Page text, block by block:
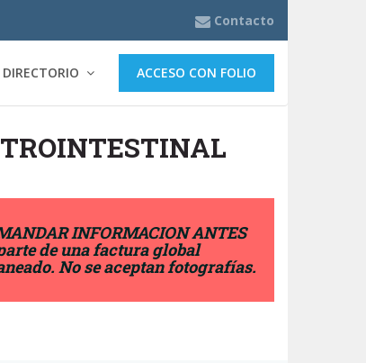
Contacto
DIRECTORIO ACCESO CON FOLIO
INFORMACION ANTES
de una factura global
No se aceptan fotografías.